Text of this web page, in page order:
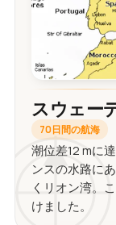
スウェー
70日間の航海
潮位差12 mに
ンスの水路に
くリオン湾。
けました。